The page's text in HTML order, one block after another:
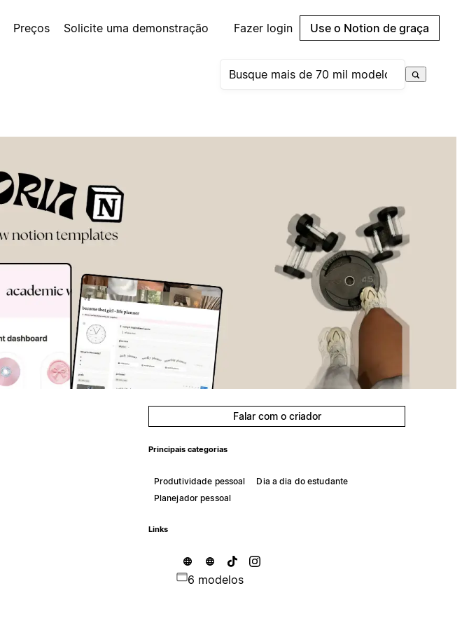
Preços Solicite uma demonstração Fazer login Use o Notion de graça
Falar com o criador
Principais categorias
Produtividade pessoal
Dia a dia do estudante
Planejador pessoal
Links
6 modelos